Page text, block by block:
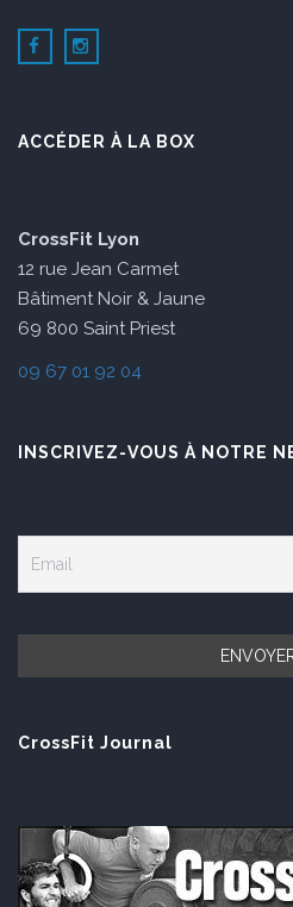
ACCÉDER À LA BOX
CrossFit Lyon
12 rue Jean Carmet
Bâtiment Noir & Jaune
69 800 Saint Priest
09 67 01 92 04
INSCRIVEZ-VOUS À NOTRE
CrossFit Journal